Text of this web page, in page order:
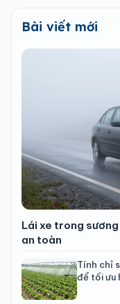
Bài viết mới
Lái xe trong
an toàn
Tính chỉ
để tối ưu